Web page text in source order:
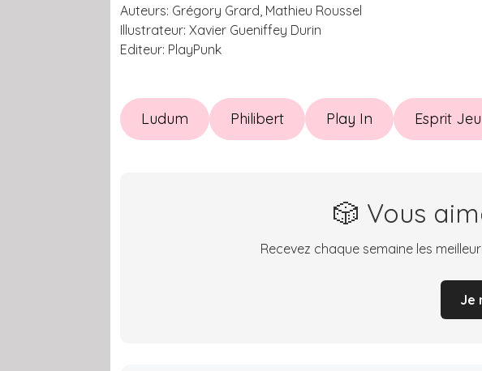
Auteurs: Grégory Grard, Mathieu Roussel
Illustrateur: Xavier Gueniffey Durin
Editeur: PlayPunk
Ludum Philibert Play In Esprit Jeu
🎲 Vous
Recevez chaque semaine les
Je